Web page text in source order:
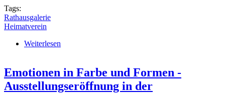
Tags:
Rathausgalerie
Heimatverein
Weiterlesen
Emotionen in Farbe und Formen -
Ausstellungseröffnung in der